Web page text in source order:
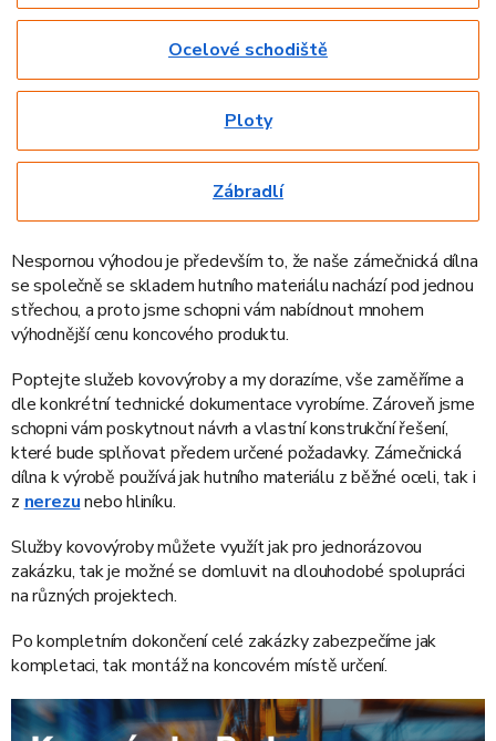
Ocelové schodiště
Ploty
Zábradlí
Nespornou výhodou je především to, že naše zámečnická dílna
se společně se skladem hutního materiálu nachází pod jednou
střechou, a proto jsme schopni vám nabídnout mnohem
výhodnější cenu koncového produktu.
Poptejte služeb kovovýroby a my dorazíme, vše zaměříme a
dle konkrétní technické dokumentace vyrobíme. Zároveň jsme
schopni vám poskytnout návrh a vlastní konstrukční řešení,
které bude splňovat předem určené požadavky. Zámečnická
dílna k výrobě používá jak hutního materiálu z běžné oceli, tak i
z nerezunebo hliníku.
Služby kovovýroby můžete využít jak pro jednorázovou
zakázku, tak je možné se domluvit na dlouhodobé spolupráci
na různých projektech.
Po kompletním dokončení celé zakázky zabezpečíme jak
kompletaci, tak montáž na koncovém místě určení.